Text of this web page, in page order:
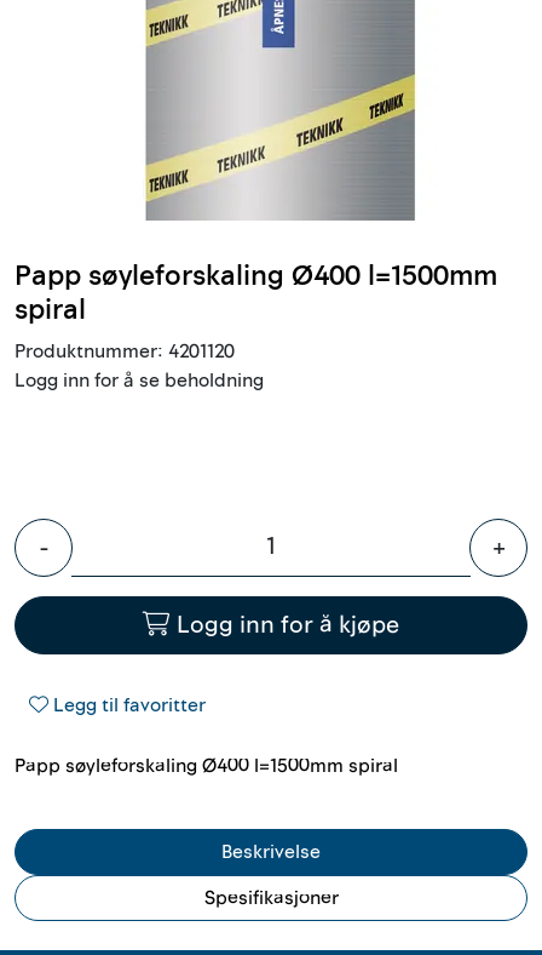
Papp søyleforskaling Ø400 l=1500mm
spiral
Produktnummer: 4201120
Logg inn for å se beholdning
- +
Logg inn for å kjøpe
Legg til favoritter
Papp søyleforskaling Ø400 l=1500mm spiral
Beskrivelse
Spesifikasjoner
Verktøy og tilbehør
Outlet
Kontakt